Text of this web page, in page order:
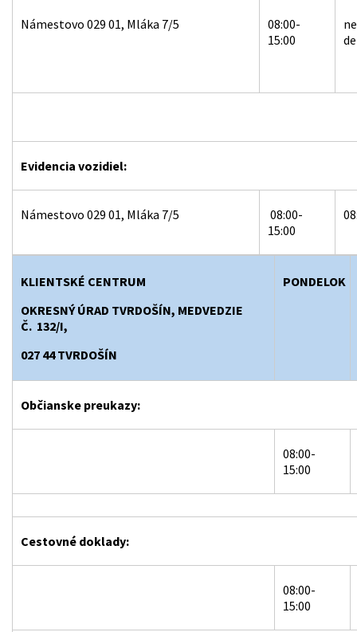
Námestovo 029 01, Mláka 7/5
08:00-
15:00
Evidencia vozidiel:
Námestovo 029 01, Mláka 7/5
08:00-
15:00
KLIENTSKÉ CENTRUM
OKRESNÝ ÚRAD TVRDOŠÍN, MEDVEDZIE
Č. 132/I,
027 44 TVRDOŠÍN
PONDELOK
Občianske preukazy:
08:00-
15:00
Cestovné doklady:
08:00-
15:00